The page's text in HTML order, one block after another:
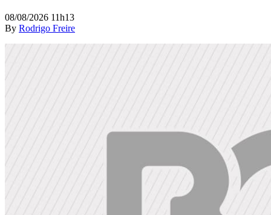
08/08/2026 11h13
By Rodrigo Freire